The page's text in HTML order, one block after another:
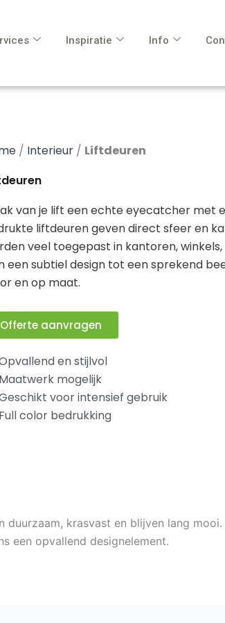
Inspiratie Info
/ Interieur/ Liftdeuren
van je lift een echte eyecatcher met
liftdeuren geven direct sfeer en
veel toegepast in kantoren,
een subtiel design tot een sprekend
en op maat.
Offerte aanvragen
en stijlvol
Maatwerk mogelijk
voor intensief gebruik
Full color bedrukking
krasvast en blijven lang
een opvallend designelement.